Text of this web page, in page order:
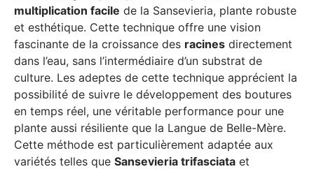
multiplication facile de la Sansevieria, plante robuste
et esthétique. Cette technique offre une vision
fascinante de la croissance des racines directement
dans l’eau, sans l’intermédiaire d’un substrat de
culture. Les adeptes de cette technique apprécient la
possibilité de suivre le développement des boutures
en temps réel, une véritable performance pour une
plante aussi résiliente que la Langue de Belle-Mère.
Cette méthode est particulièrement adaptée aux
variétés telles que Sansevieria trifasciata et